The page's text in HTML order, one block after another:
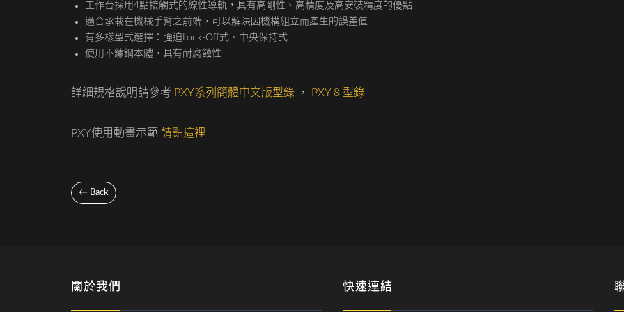
工作台採用4點接觸式的線性導軌，具有高剛性、高精度及高安裝精度的優點
適合承載在機械手臂之前端，可以解決因機構組立而產生的誤差值
有多樣型式選擇：強迫Lock-Off式、中央保持式
使用不鏽鋼本體，具有耐腐蝕性
詳細規格說明請參考 PXY系列簡體中文版型錄 ， PXY 8 型錄
PXY使用動畫示範 請點這裡
← Back
關於我們 快速連結